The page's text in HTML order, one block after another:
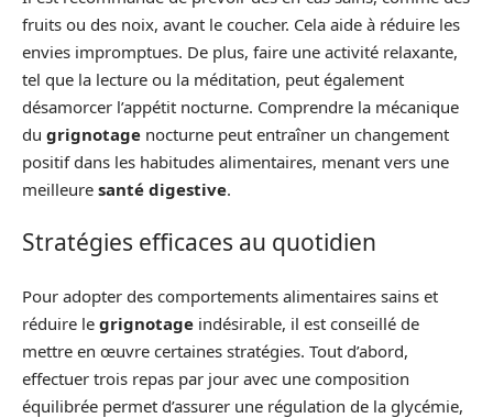
fruits ou des noix, avant le coucher. Cela aide à réduire les
envies impromptues. De plus, faire une activité relaxante,
tel que la lecture ou la méditation, peut également
désamorcer l’appétit nocturne. Comprendre la mécanique
du grignotage nocturne peut entraîner un changement
positif dans les habitudes alimentaires, menant vers une
meilleure santé digestive.
Stratégies efficaces au quotidien
Pour adopter des comportements alimentaires sains et
réduire le grignotage indésirable, il est conseillé de
mettre en œuvre certaines stratégies. Tout d’abord,
effectuer trois repas par jour avec une composition
équilibrée permet d’assurer une régulation de la glycémie,